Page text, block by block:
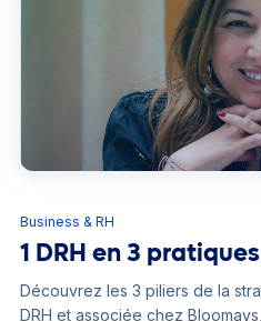
Business & RH
1 DRH en 3
Découvrez les 3 piliers de la
DRH et associée chez